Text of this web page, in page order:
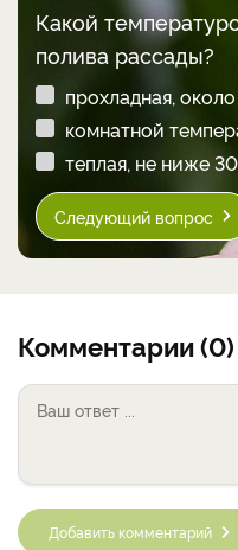
Какой
полива рассады?
прохладная,
комнатной
теплая, не ниже
Следующий вопрос
Комментарии (0)
Добавить комментарий